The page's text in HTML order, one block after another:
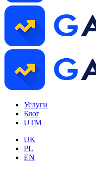
Услуги
Блог
UTM
UK
PL
EN